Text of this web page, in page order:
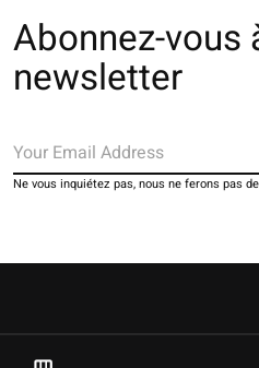
Abonnez-vous
newsletter
Ne vous inquiétez pas, nous ne ferons pas